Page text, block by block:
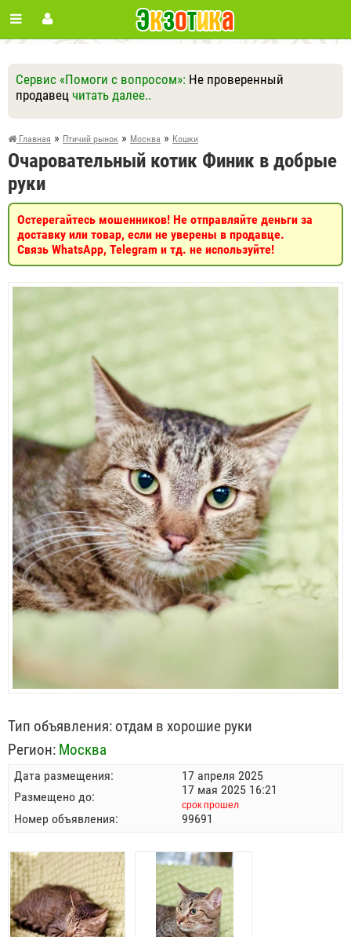
Сервис «Помоги с вопросом»: Не проверенный
продавец читать далее..
Ответить Другие вопросы
Задать вопрос
Главная » Птичий рынок » Москва » Кошки
Очаровательный котик Финик в добрые
руки
Остерегайтесь мошенников! Не отправляйте деньги за
доставку или товар, если не уверены в продавце.
Связь WhatsApp, Telegram и тд. не используйте!
Тип объявления:отдам в хорошие руки
Регион: Москва
Дата размещения:
17 апреля 2025
Размещено до:
17 мая 2025 16:21
срок прошел
Номер объявления: 99691